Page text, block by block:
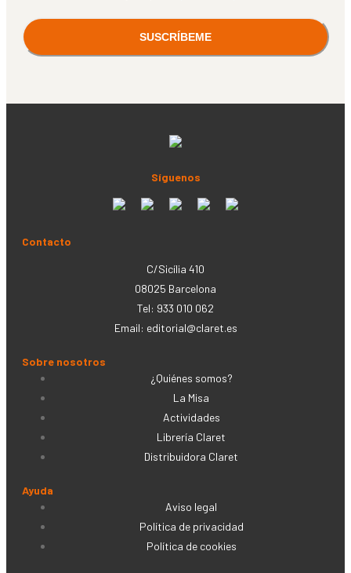
Síguenos
Contacto
C/Sicília 410
08025 Barcelona
Tel: 933 010 062
Email: editorial@claret.es
Sobre nosotros
¿Quiénes somos?
La Misa
Actividades
Librería Claret
Distribuidora Claret
Ayuda
Aviso legal
Política de privacidad
Política de cookies